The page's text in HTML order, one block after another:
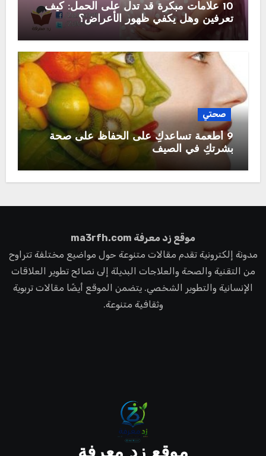
10 علامات مبكرة قد تدل على الحمل: كيف
تعرفين وهل يكفي ظهور الأعراض؟
صحتي
9 أطعمة تساعدكِ على الحفاظ على صحة
بشرتكِ في الصيف
موقع زد معرفة ma3rfh.com
مدونة إلكترونية تقدم مقالات متنوعة حول مواضيع مختلفة تتراوح
من التقنية والصحة والعلاجات البديلة إلى نصائح تطوير العلاقات
الإنسانية والتطوير الشخصي. يتضمن الموقع أيضًا مقالات تربوية
وثقافية متنوعة.